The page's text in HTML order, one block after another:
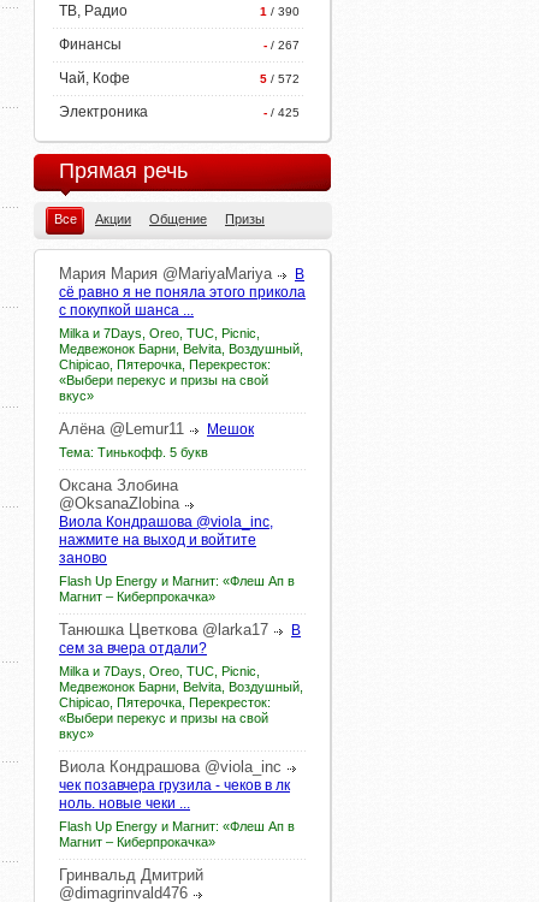
1 / 390
ТВ, Радио
- / 267
Финансы
5 / 572
Чай, Кофе
- / 425
Электроника
Прямая речь
Все Акции Общение Призы
Мария Мария @MariyaMariya
В
сё равно я не поняла этого прикола
с покупкой шанса ...
Milka и 7Days, Oreo, TUC, Picnic,
Медвежонок Барни, Belvita, Воздушный,
Chipicao, Пятерочка, Перекресток:
«Выбери перекус и призы на свой
вкус»
Алёна @Lemur11 Мешок
Тема: Тинькофф. 5 букв
Оксана Злобина
@OksanaZlobina
Виола Кондрашова @viola_inc,
нажмите на выход и войтите
заново
Flash Up Energy и Магнит: «Флеш Ап в
Магнит – Киберпрокачка»
Танюшка Цветкова @larka17
В
сем за вчера отдали?
Milka и 7Days, Oreo, TUC, Picnic,
Медвежонок Барни, Belvita, Воздушный,
Chipicao, Пятерочка, Перекресток:
«Выбери перекус и призы на свой
вкус»
Виола Кондрашова @viola_inc
чек позавчера грузила - чеков в лк
ноль. новые чеки ...
Flash Up Energy и Магнит: «Флеш Ап в
Магнит – Киберпрокачка»
Гринвальд Дмитрий
@dimagrinvald476